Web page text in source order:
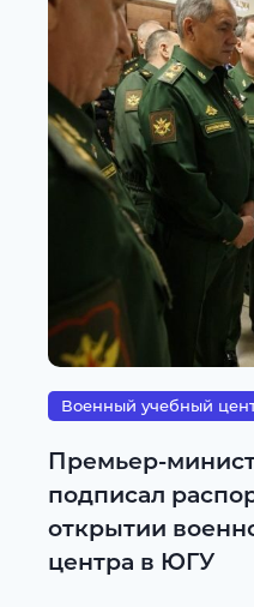
Военный учебный
Премьер-
подписал
открытии
центра в ЮГУ